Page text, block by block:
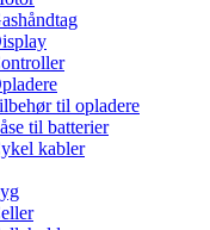
til opladere
til batterier
kabler